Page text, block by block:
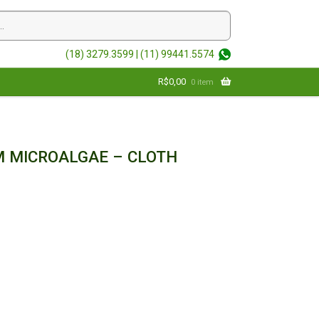
(18) 3279.3599 | (11) 99441.5574
R$0,00 0 item
MICROALGAE – CLOTH